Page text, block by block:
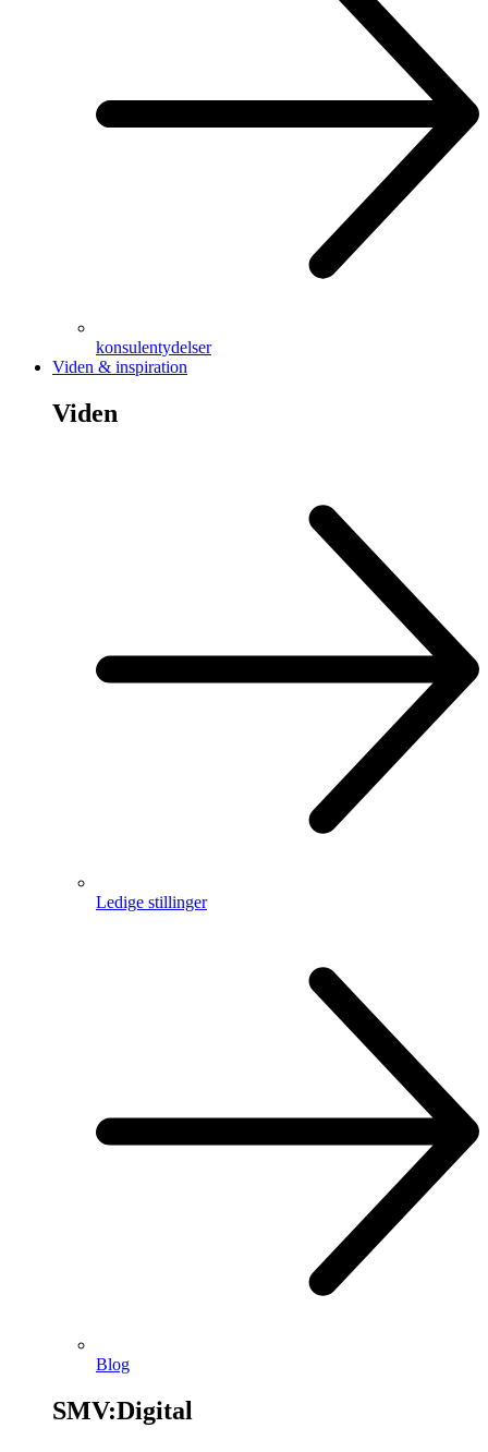
konsulentydelser
Viden & inspiration
Viden
Ledige stillinger
Blog
SMV:Digital